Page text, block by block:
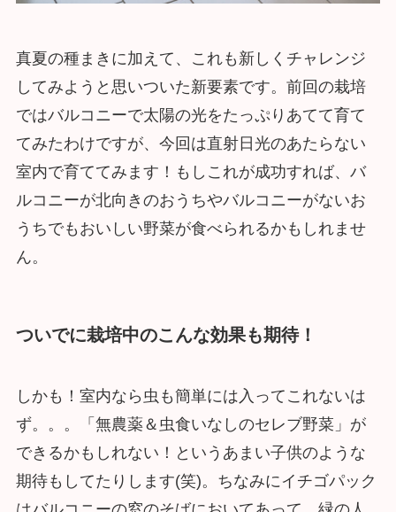
真夏の種まきに加えて、これも新しくチャレンジ
してみようと思いついた新要素です。前回の栽培
ではバルコニーで太陽の光をたっぷりあてて育て
てみたわけですが、今回は直射日光のあたらない
室内で育ててみます！もしこれが成功すれば、バ
ルコニーが北向きのおうちやバルコニーがないお
うちでもおいしい野菜が食べられるかもしれませ
ん。
ついでに栽培中のこんな効果も期待！
しかも！室内なら虫も簡単には入ってこれないは
ず。。。「無農薬＆虫食いなしのセレブ野菜」が
できるかもしれない！というあまい子供のような
期待もしてたりします(笑)。ちなみにイチゴパック